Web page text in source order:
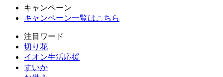
キャンペーン
キャンペーン一覧はこちら
注目ワード
切り花
イオン生活応援
すいか